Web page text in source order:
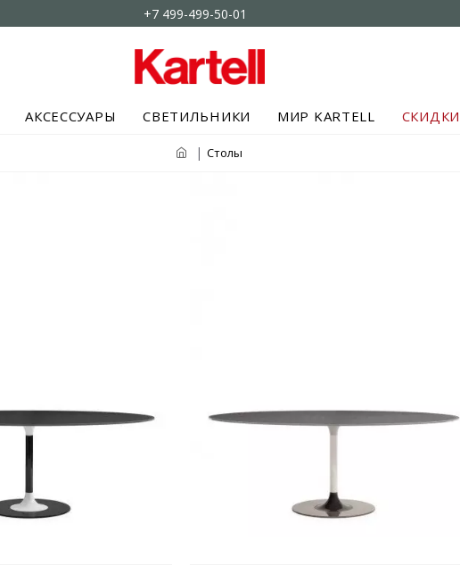
+7 499-499-50-01
АКСЕССУАРЫ СВЕТИЛЬНИКИ МИР KARTELL СКИДКИ
Столы